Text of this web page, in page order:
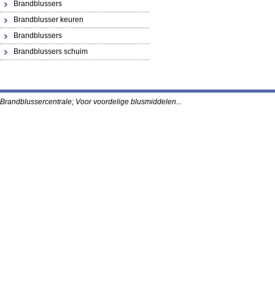
Brandblussers
Brandblusser keuren
Brandblussers
Brandblussers schuim
Brandblussercentrale; Voor voordelige